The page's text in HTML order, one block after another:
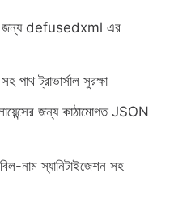
জন্য defusedxml এর
পাথ ট্রাভার্সাল সুরক্ষা
জন্য কাঠামোগত JSON
নাম স্যানিটাইজেশন সহ